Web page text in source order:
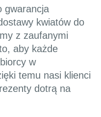
gwarancja
kwiatów do
z zaufanymi
aby każde
w
temu nasi klienci
dotrą na